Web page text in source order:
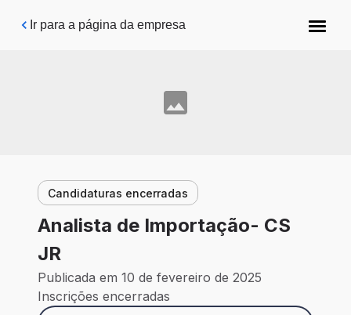
Pular para o conteúdo principal
Ir para a página da empresa
Candidaturas encerradas
Analista de Importação- CS
JR
Publicada em 10 de fevereiro de 2025
Inscrições encerradas